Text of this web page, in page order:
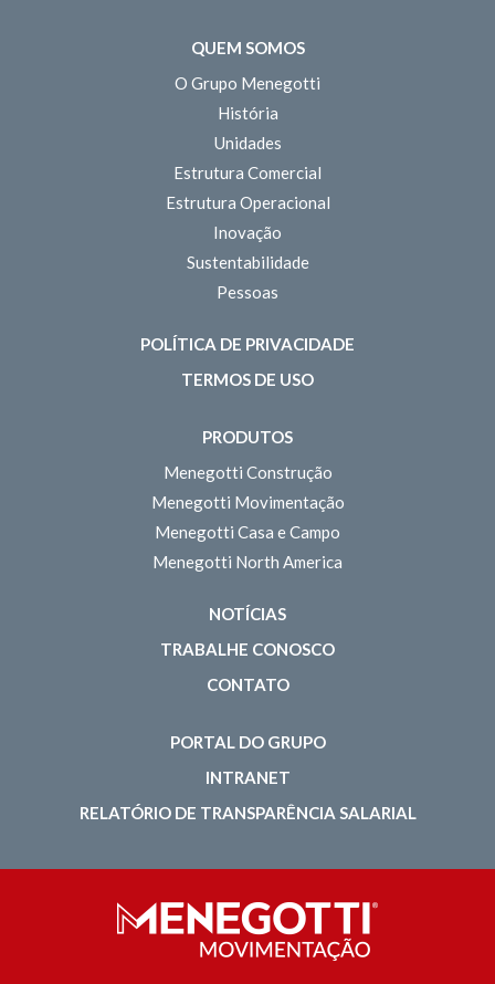
QUEM SOMOS
O Grupo Menegotti
História
Unidades
Estrutura Comercial
Estrutura Operacional
Inovação
Sustentabilidade
Pessoas
POLÍTICA DE PRIVACIDADE
TERMOS DE USO
PRODUTOS
Menegotti Construção
Menegotti Movimentação
Menegotti Casa e Campo
Menegotti North America
NOTÍCIAS
TRABALHE CONOSCO
CONTATO
PORTAL DO GRUPO
INTRANET
RELATÓRIO DE TRANSPARÊNCIA SALARIAL